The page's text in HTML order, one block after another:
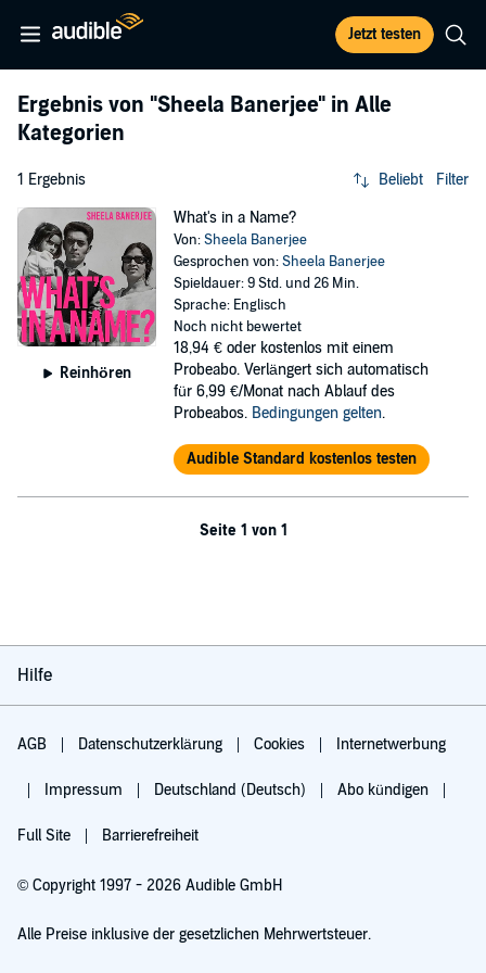
Jetzt testen
Ergebnis von "Sheela Banerjee" in Alle
Kategorien
1 Ergebnis Beliebt Filter
Reinhören
What's in a Name?
Von:Sheela Banerjee
Gesprochen von:Sheela Banerjee
Spieldauer: 9 Std. und 26 Min.
Sprache: Englisch
Noch nicht bewertet
18,94 € oder kostenlos mit einem
Probeabo. Verlängert sich automatisch
für 6,99 €/Monat nach Ablauf des
Probeabos. Bedingungen gelten.
Audible Standard kostenlos testen
Seite 1 von 1
Hilfe
AGB Datenschutzerklärung Cookies Internetwerbung
Impressum Deutschland (Deutsch) Abo kündigen
Full Site Barrierefreiheit
© Copyright 1997 - 2026 Audible GmbH
Alle Preise inklusive der gesetzlichen Mehrwertsteuer.